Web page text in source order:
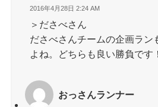
2016年4月28日 2:24 AM
＞ださべさん
ださべさんチームの企画ラン
よね。どちらも良い勝負です！
おっさんランナー